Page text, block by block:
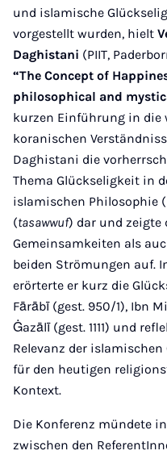
und islamische
vorgestellt wurden, hielt
Daghistani (PIIT,
“The Concept of
philosophical and
kurzen Einführung in die
koranischen
Daghistani die
Thema Glückseligkeit in
islamischen Philosophie (
(tasawwuf) dar und zeigte
Gemeinsamkeiten als
beiden Strömungen auf.
erörterte er kurz die
Fārābī (gest. 950/1), Ibn
Ġazālī (gest. 1111) und
Relevanz der
für den heutigen
Kontext.
Die Konferenz mündete
zwischen den